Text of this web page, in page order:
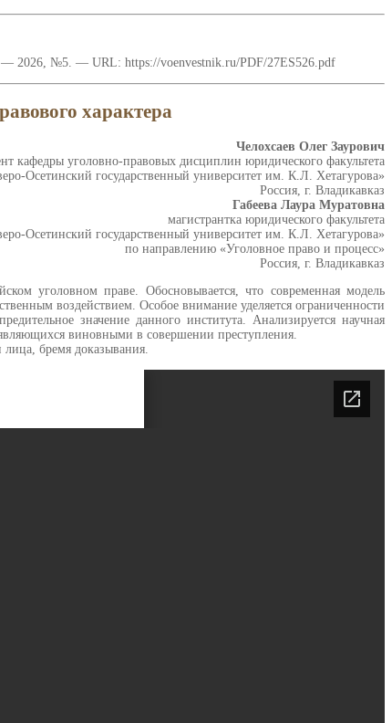
— 2026, №5. — URL: https://voenvestnik.ru/PDF/27ES526.pdf
характера
Челохсаев Олег Заурович
кафедры уголовно-правовых дисциплин юридического факультета
Осетинский государственный университет им. К.Л. Хетагурова»
Россия, г. Владикавказ
Габеева Лаура Муратовна
магистрантка юридического факультета
Осетинский государственный университет им. К.Л. Хетагурова»
по направлению «Уголовное право и процесс»
Россия, г. Владикавказ
уголовном праве. Обосновывается, что современная модель
воздействием. Особое внимание уделяется ограниченности
значение данного института. Анализируется научная
виновными в совершении преступления.
бремя доказывания.